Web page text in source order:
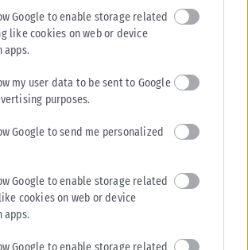
Google to enable storage related
like cookies on web or device
apps.
my user data to be sent to Google
purposes.
Google to send me personalized
Google to enable storage related
cookies on web or device
apps.
Google to enable storage related
10ετής κρίση στα καζίνο, οι μέτοχοι
παράλληλα «επενδυτή».
δεν φάνηκε ποτέ, άρχισαν όμως να
, που το 2016 εκτοξεύτηκαν στα 150
προς το Δημόσιο (εφορία, σσφαλιστικά
2016, με την τρίτη κατά σειρά αίτησή του,
του καζίνο στο άρθρο 106 Β. Η
40% κούρεμα χρεών σε Δημόσιο και
ευρώ στο Δημόσιο και 24,5 εκατ. ευρώ